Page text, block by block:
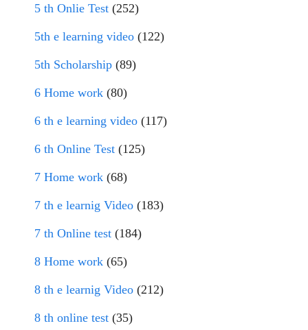
5 th Onlie Test (252)
5th e learning video (122)
5th Scholarship (89)
6 Home work (80)
6 th e learning video (117)
6 th Online Test (125)
7 Home work (68)
7 th e learnig Video (183)
7 th Online test (184)
8 Home work (65)
8 th e learnig Video (212)
8 th online test (35)